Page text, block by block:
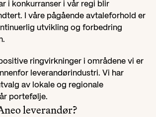
i konkurranser i vår regi blir
I våre pågående avtaleforhold er
utvikling og forbedring
ringvirkninger i områdene vi er
leverandørindustri. Vi har
av lokale og regionale
portefølje.
leverandør?